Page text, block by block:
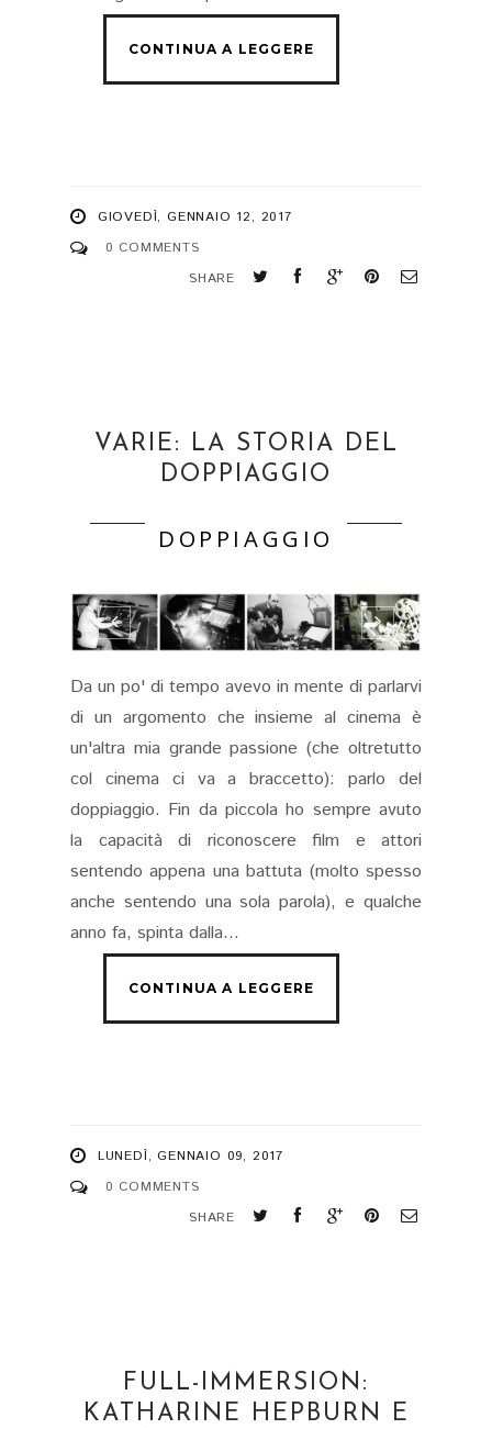
GIOVEDÌ, GENNAIO 12, 2017
0 COMMENTS
SHARE
VARIE: LA STORIA DEL
DOPPIAGGIO
DOPPIAGGIO
Da un po' di tempo avevo in mente di parlarvi
di un argomento che insieme al cinema è
un'altra mia grande passione (che oltretutto
col cinema ci va a braccetto): parlo del
doppiaggio. Fin da piccola ho sempre avuto
la capacità di riconoscere film e attori
sentendo appena una battuta (molto spesso
anche sentendo una sola parola), e qualche
anno fa, spinta dalla...
LUNEDÌ, GENNAIO 09, 2017
0 COMMENTS
SHARE
FULL-IMMERSION:
KATHARINE HEPBURN E